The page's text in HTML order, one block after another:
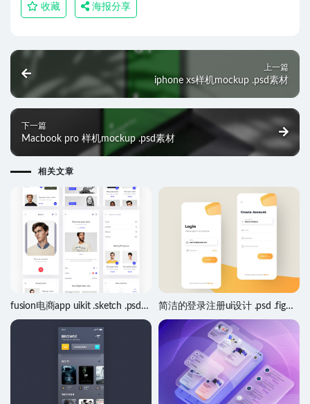
收藏 海报分享
上一篇
iphone xs样机mockup .psd素材
下一篇
Macbook pro 样机mockup .psd素材
相关文章
fusion电商app uikit .sketch .psd素
材
简洁的登录注册ui设计 .psd .fig
.sketch素材